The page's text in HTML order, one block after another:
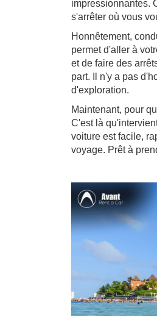
impressionnantes.
s'arrêter où vous
Honnêtement,
permet d'aller à
et de faire des
part. Il n'y a pas
d'exploration.
Maintenant, pour
C'est là
voiture est facile,
voyage. Prêt à